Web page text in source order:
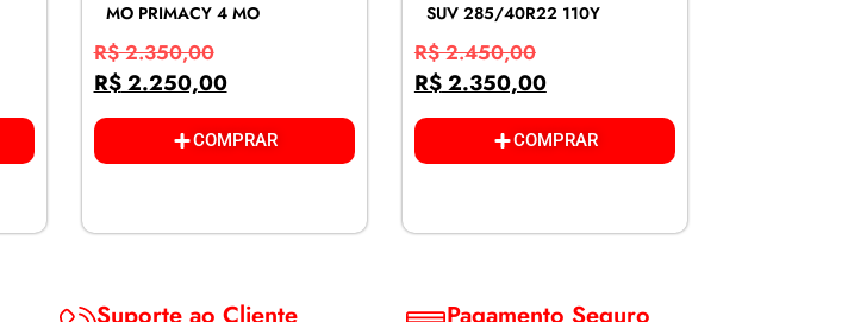
MO PRIMACY 4 MO
R$2.350,00
R$2.250,00
COMPRAR
SUV 285/40R22 110Y
R$2.450,00
R$2.350,00
COMPRAR
Suporte ao Cliente Pagamento Seguro